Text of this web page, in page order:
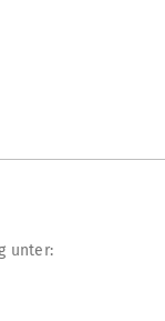
unter: